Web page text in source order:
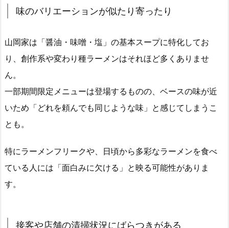
味のバリエーションが似たり寄ったり
山岡家は「醤油・味噌・塩」の基本スープに特化してお
り、創作系や変わり種ラーメンはそれほど多くありませ
ん。
一部期間限定メニューは登場するものの、ベースの味が近
いため「どれを頼んでも同じような味」と感じてしまうこ
とも。
特にラーメンフリークや、日頃から多彩なラーメンを食べ
ている人には「面白みに欠ける」と映る可能性がありま
す。
接客や店舗の清掃状況にばらつきがある